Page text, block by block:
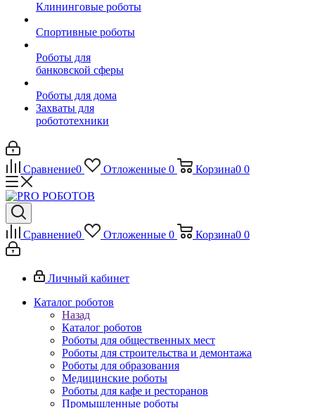
Клининговые роботы
Спортивные роботы
Роботы для
банковской сферы
Роботы для дома
Захваты для
робототехники
Сравнение0 Отложенные 0 Корзина0 0
Сравнение0 Отложенные 0 Корзина0 0
Личный кабинет
Каталог роботов
Назад
Каталог роботов
Роботы для общественных мест
Роботы для строительства и демонтажа
Роботы для образования
Медицинские роботы
Роботы для кафе и ресторанов
Промышленные роботы